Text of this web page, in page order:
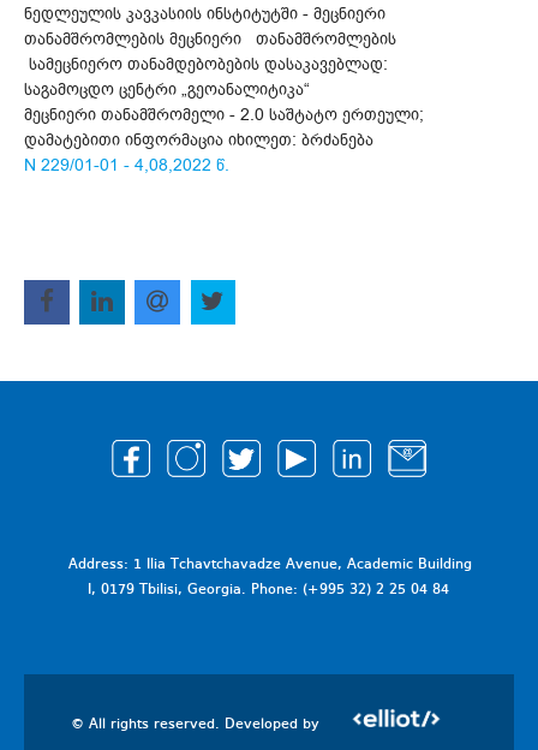
ნედლეულის კავკასიის ინსტიტუტში - მეცნიერი
თანამშრომლების მეცნიერი თანამშრომლების
სამეცნიერო თანამდებობების დასაკავებლად:
საგამოცდო ცენტრი „გეოანალიტიკა“
მეცნიერი თანამშრომელი - 2.0 საშტატო ერთეული;
დამატებითი ინფორმაცია იხილეთ: ბრძანება
N 229/01-01 - 4,08,2022 წ.
Address: 1 Ilia Tchavtchavadze Avenue, Academic Building
I, 0179 Tbilisi, Georgia. Phone: (+995 32) 2 25 04 84
© All rights reserved. Developed by